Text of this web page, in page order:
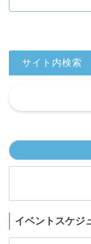
サイト内検索
イベントスケジ